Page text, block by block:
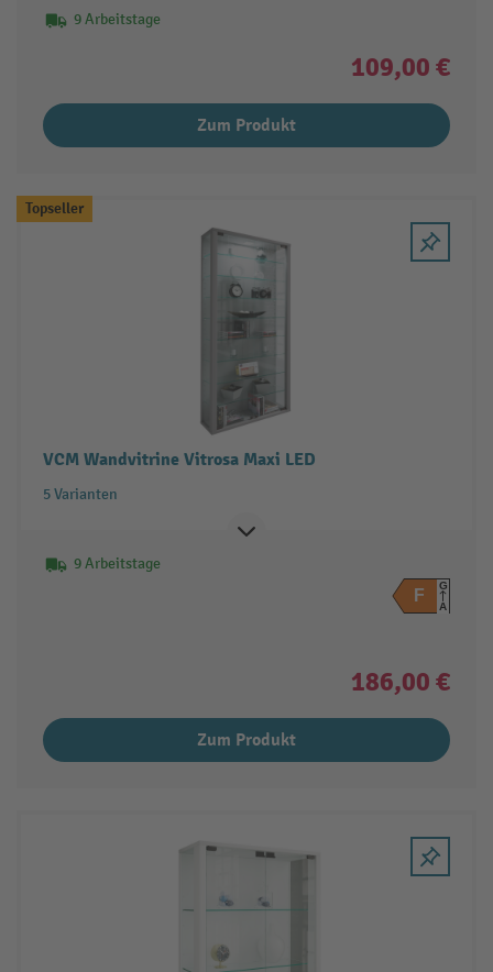
9 Arbeitstage
109,00 €
Zum Produkt
Topseller
VCM Wandvitrine Vitrosa Maxi LED
5 Varianten
9 Arbeitstage
F
G
A
186,00 €
Zum Produkt